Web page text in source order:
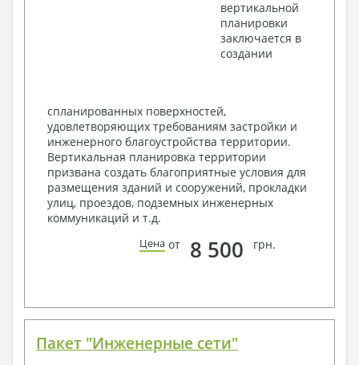
Разрезы и состав конструкций
Фасады с ведомостью внешних отделок
Элементы проемов – спецификация
Ведомость перемычек – сечения и
Архитектурные узлы в конструкциях
2. Конструктивный раздел:
Общие данные по проекту
Схемы расположения и расчеты фундаментов
Элементы каркаса – схемы расположения
Схема расположения перекрытий
Опоры перекрытия на стены или Узлы
Элементы кровли – схемы расположения
3. Инженерный раздел (приобретается по желанию
за дополнительную плату):
вертикальной
планировки
заключается в
создании
спланированных поверхностей,
удовлетворяющих требованиям застройки и
инженерного благоустройства территории.
Вертикальная планировка территории
призвана создать благоприятные условия для
размещения зданий и сооружений, прокладки
улиц, проездов, подземных инженерных
коммуникаций и т.д.
Цена от 8 500 грн.
Пакет "Инженерные сети"